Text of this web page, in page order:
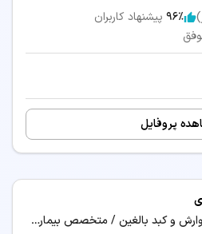
96٪ پیشنهاد کاربران
پروفایل
فوق تخصص گوارش و کبد بالغین / متخصص بیماری‌های داخلی